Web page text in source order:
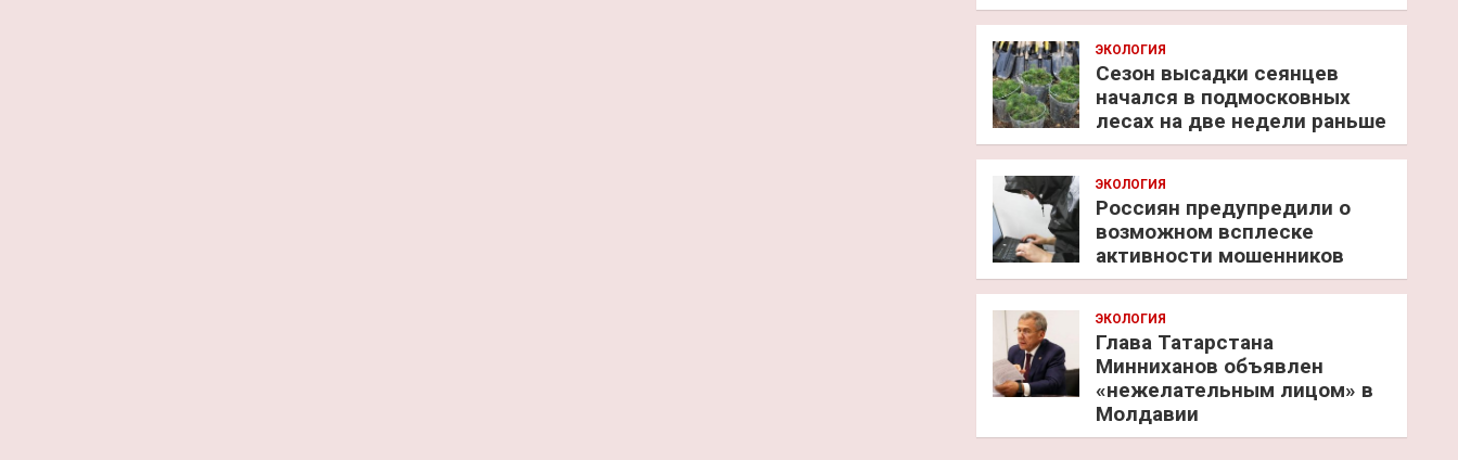
ЭКОЛОГИЯ
Сезон высадки сеянцев
начался в подмосковных
лесах на две недели раньше
ЭКОЛОГИЯ
Россиян предупредили о
возможном всплеске
активности мошенников
ЭКОЛОГИЯ
Глава Татарстана
Минниханов объявлен
«нежелательным лицом» в
Молдавии